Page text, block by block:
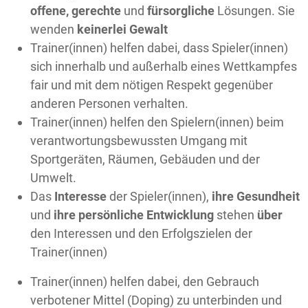
offene, gerechte und fürsorgliche Lösungen. Sie
wenden keinerlei Gewalt
Trainer(innen) helfen dabei, dass Spieler(innen)
sich innerhalb und außerhalb eines Wettkampfes
fair und mit dem nötigen Respekt gegenüber
anderen Personen verhalten.
Trainer(innen) helfen den Spielern(innen) beim
verantwortungsbewussten Umgang mit
Sportgeräten, Räumen, Gebäuden und der
Umwelt.
Das Interesse der Spieler(innen), ihre Gesundheit
und ihre persönliche Entwicklung stehen über
den Interessen und den Erfolgszielen der
Trainer(innen)
Trainer(innen) helfen dabei, den Gebrauch
verbotener Mittel (Doping) zu unterbinden und